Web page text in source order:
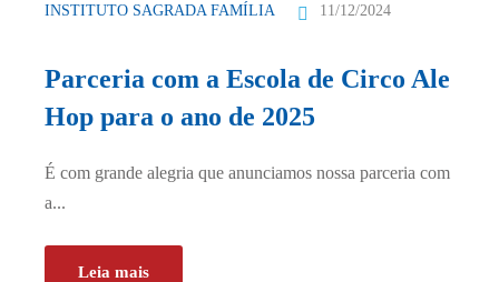
INSTITUTO SAGRADA FAMÍLIA 11/12/2024
Parceria com a Escola de Circo Ale
Hop para o ano de 2025
É com grande alegria que anunciamos nossa parceria com
a...
Leia mais